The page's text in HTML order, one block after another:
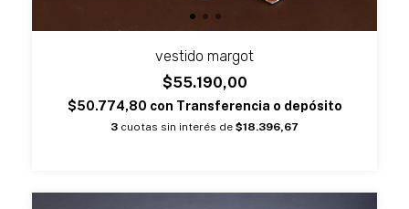
vestido margot
$55.190,00
$50.774,80 con Transferencia o depósito
3 cuotas sin interés de $18.396,67